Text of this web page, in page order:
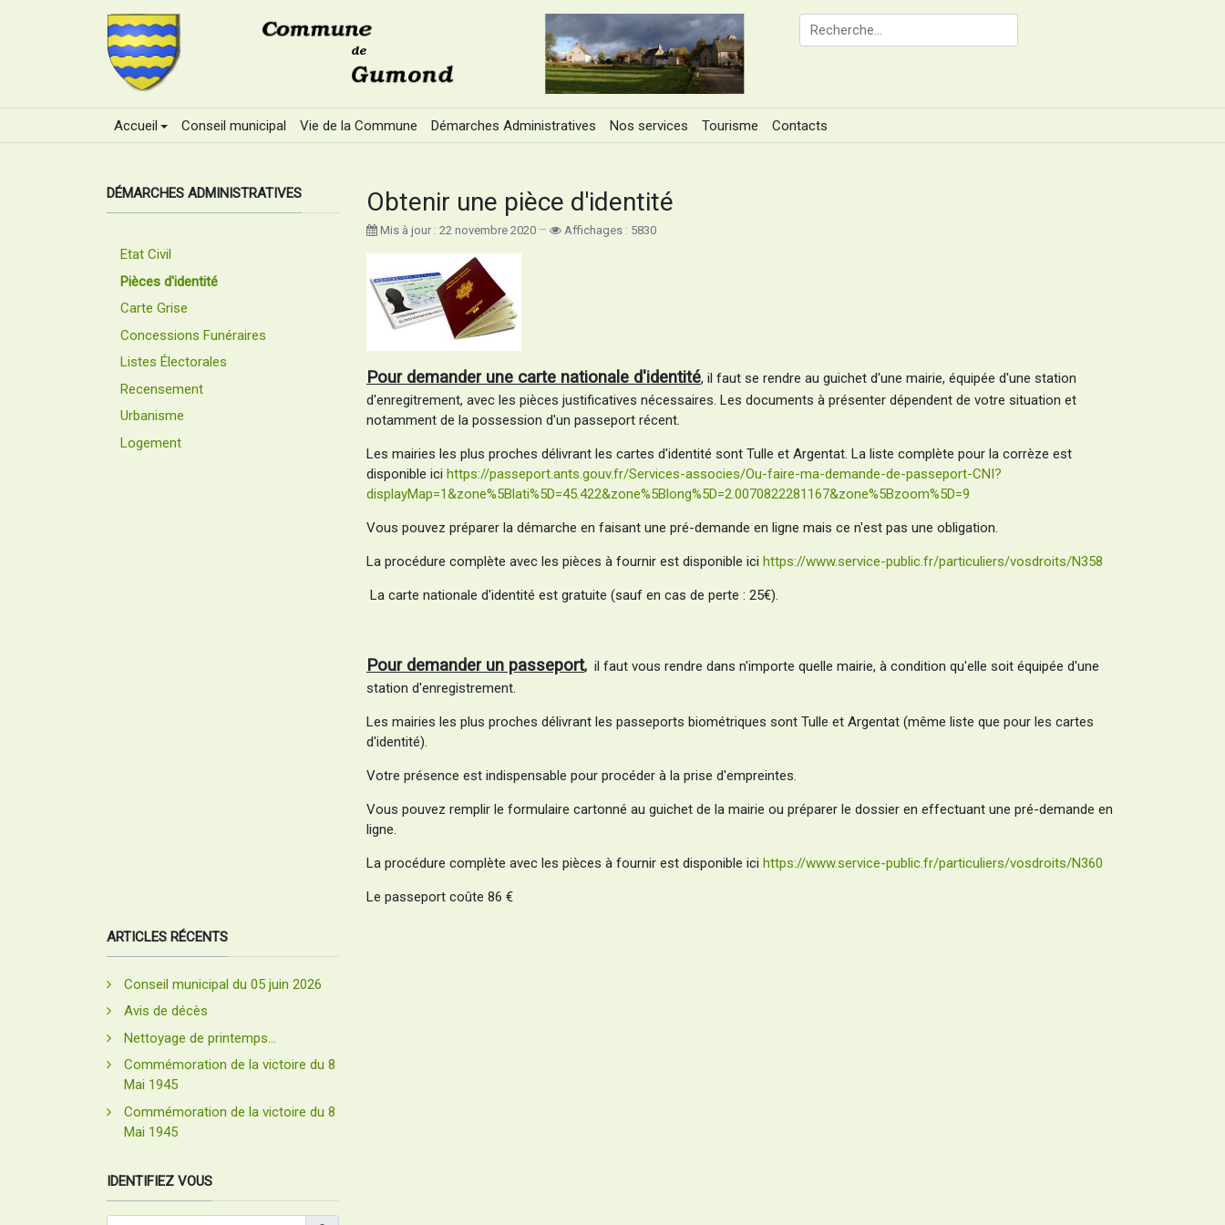
Accueil Conseil municipal Vie de la Commune Démarches Administratives Nos services Tourisme Contacts
Obtenir une pièce d'identité
Mis à jour : 22 novembre 2020 Affichages : 5830
Pour demander une carte nationale d'identité, il faut se rendre au guichet d'une mairie, équipée d'une station
d'enregitrement, avec les pièces justificatives nécessaires. Les documents à présenter dépendent de votre situation et
notamment de la possession d'un passeport récent.
Les mairies les plus proches délivrant les cartes d'identité sont Tulle et Argentat. La liste complète pour la corrèze est
disponible ici https://passeport.ants.gouv.fr/Services-associes/Ou-faire-ma-demande-de-passeport-CNI?
displayMap=1&zone%5Blati%5D=45.422&zone%5Blong%5D=2.0070822281167&zone%5Bzoom%5D=9
Vous pouvez préparer la démarche en faisant une pré-demande en ligne mais ce n'est pas une obligation.
La procédure complète avec les pièces à fournir est disponible ici https://www.service-public.fr/particuliers/vosdroits/N358
La carte nationale d'identité est gratuite (sauf en cas de perte : 25€).
Pour demander un passeport, il faut vous rendre dans n'importe quelle mairie, à condition qu'elle soit équipée d'une
station d'enregistrement.
Les mairies les plus proches délivrant les passeports biométriques sont Tulle et Argentat (même liste que pour les cartes
d'identité).
Votre présence est indispensable pour procéder à la prise d'empreintes.
Vous pouvez remplir le formulaire cartonné au guichet de la mairie ou préparer le dossier en effectuant une pré-demande en
ligne.
La procédure complète avec les pièces à fournir est disponible ici https://www.service-public.fr/particuliers/vosdroits/N360
Le passeport coûte 86 €
DÉMARCHES ADMINISTRATIVES
Etat Civil
Pièces d'identité
Carte Grise
Concessions Funéraires
Listes Électorales
Recensement
Urbanisme
Logement
ARTICLES RÉCENTS
Conseil municipal du 05 juin 2026
Avis de décès
Nettoyage de printemps...
Commémoration de la victoire du 8
Mai 1945
Commémoration de la victoire du 8
Mai 1945
IDENTIFIEZ VOUS